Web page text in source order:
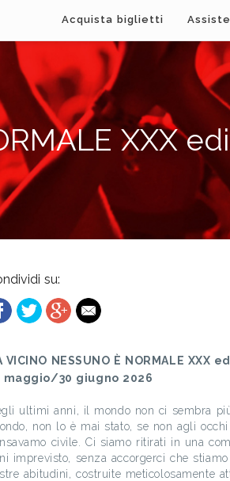
Acquista biglietti
XXX
su:
VICINO NESSUNO È NORMALE XXX
maggio/30 giugno 2026
ultimi anni, il mondo non ci sembra
non lo è mai stato, se non agli
civile. Ci siamo ritirati in una
imprevisto, senza accorgerci che
abitudini, costruite meticolosamente